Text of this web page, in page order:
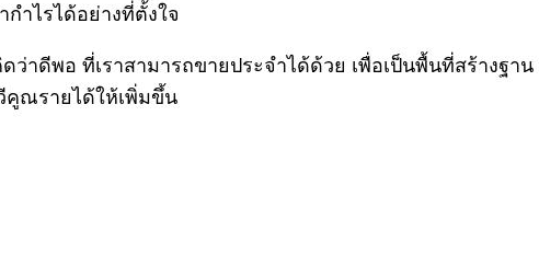
ำไรได้อย่างที่ตั้งใจ
าดีพอ ที่เราสามารถขายประจำได้ด้วย เพื่อเป็นพื้นที่สร้างฐาน
คูณรายได้ให้เพิ่มขึ้น